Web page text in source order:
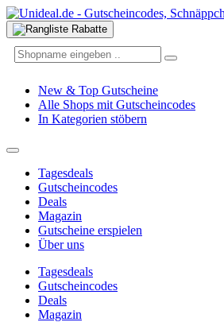
New & Top Gutscheine
Alle Shops mit Gutscheincodes
In Kategorien stöbern
Tagesdeals
Gutscheincodes
Deals
Magazin
Gutscheine erspielen
Über uns
Tagesdeals
Gutscheincodes
Deals
Magazin